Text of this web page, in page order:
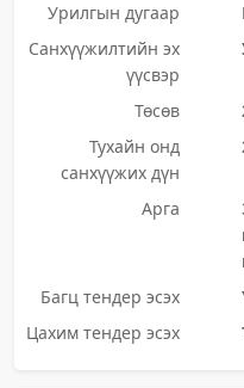
Урилгын дугаар
Санхүүжилтийн эх
үүсвэр
Төсөв
Тухайн онд
санхүүжих дүн
Арга
Багц тендер эсэх
Цахим тендер эсэх